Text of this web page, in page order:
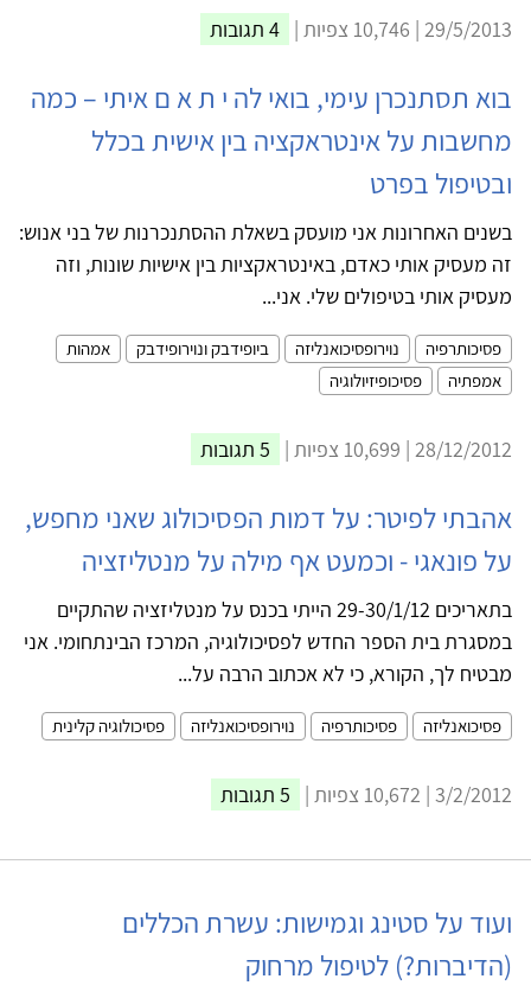
29/5/2013 | 10,746 צפיות | 4 תגובות
בוא תסתנכרן עימי, בואי לה י ת א ם איתי – כמה
מחשבות על אינטראקציה בין אישית בכלל
ובטיפול בפרט
בשנים האחרונות אני מועסק בשאלת ההסתנכרנות של בני אנוש:
זה מעסיק אותי כאדם, באינטראקציות בין אישיות שונות, וזה
מעסיק אותי בטיפולים שלי. אני...
פסיכותרפיה נוירופסיכואנליזה ביופידבק ונוירופידבק
אמהות
אמפתיה
פסיכופיזיולוגיה
28/12/2012 | 10,699 צפיות | 5 תגובות
אהבתי לפיטר: על דמות הפסיכולוג שאני מחפש,
על פונאגי - וכמעט אף מילה על מנטליזציה
בתאריכים 29-30/1/12 הייתי בכנס על מנטליזציה שהתקיים
במסגרת בית הספר החדש לפסיכולוגיה, המרכז הבינתחומי. אני
מבטיח לך, הקורא, כי לא אכתוב הרבה על...
פסיכואנליזה פסיכותרפיה נוירופסיכואנליזה פסיכולוגיה קלינית
3/2/2012 | 10,672 צפיות | 5 תגובות
ועוד על סטינג וגמישות: עשרת הכללים
(הדיברות?) לטיפול מרחוק